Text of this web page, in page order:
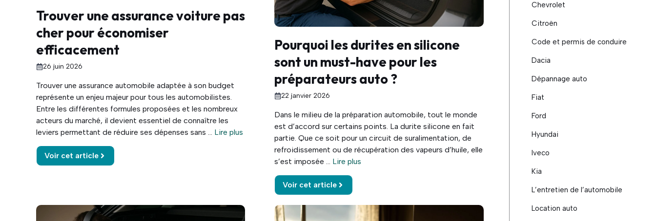
Trouver une assurance voiture pas
cher pour économiser
efficacement
26 juin 2026
Trouver une assurance automobile adaptée à son budget
représente un enjeu majeur pour tous les automobilistes.
Entre les différentes formules proposées et les nombreux
acteurs du marché, il devient essentiel de connaître les
leviers permettant de réduire ses dépenses sans ... Lire plus
Voir cet article
Pourquoi les durites en silicone
sont un must-have pour les
préparateurs auto ?
22 janvier 2026
Dans le milieu de la préparation automobile, tout le monde
est d’accord sur certains points. La durite silicone en fait
partie. Que ce soit pour un circuit de suralimentation, de
refroidissement ou de récupération des vapeurs d’huile, elle
s’est imposée ... Lire plus
Voir cet article
Chevrolet
Citroën
Code et permis de conduire
Dacia
Dépannage auto
Fiat
Ford
Hyundai
Iveco
Kia
L’entretien de l’automobile
Location auto